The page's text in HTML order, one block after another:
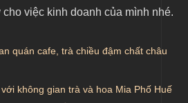
việc kinh doanh của mình nhé.
quán cafe, trà chiều đậm chất châu
không gian trà và hoa Mia Phố Huế